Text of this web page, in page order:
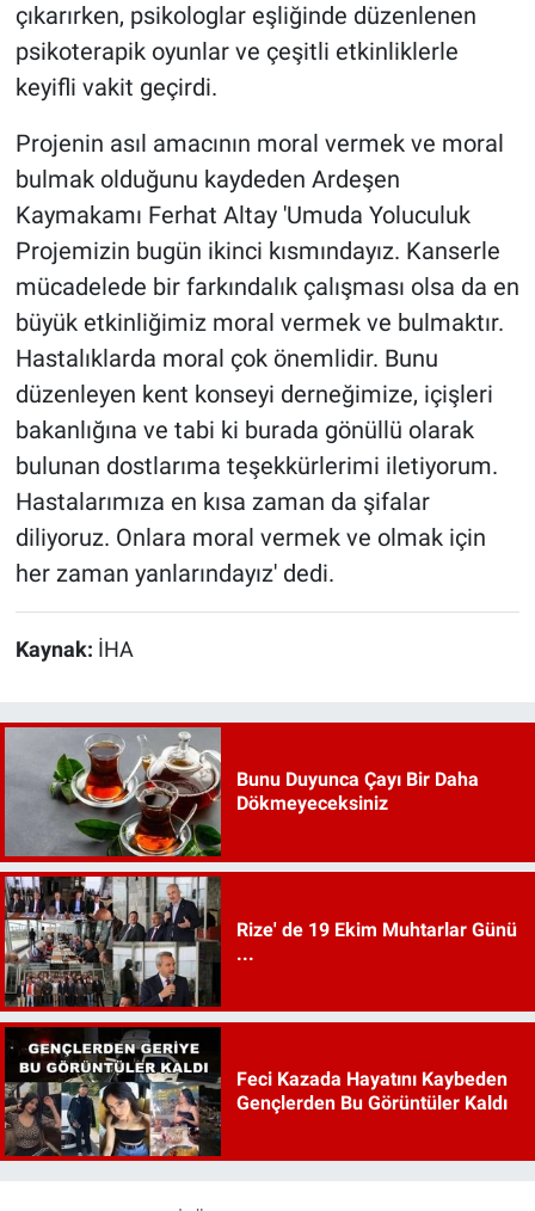
çıkarırken, psikologlar eşliğinde düzenlenen
psikoterapik oyunlar ve çeşitli etkinliklerle
keyifli vakit geçirdi.
Projenin asıl amacının moral vermek ve moral
bulmak olduğunu kaydeden Ardeşen
Kaymakamı Ferhat Altay 'Umuda Yoluculuk
Projemizin bugün ikinci kısmındayız. Kanserle
mücadelede bir farkındalık çalışması olsa da en
büyük etkinliğimiz moral vermek ve bulmaktır.
Hastalıklarda moral çok önemlidir. Bunu
düzenleyen kent konseyi derneğimize, içişleri
bakanlığına ve tabi ki burada gönüllü olarak
bulunan dostlarıma teşekkürlerimi iletiyorum.
Hastalarımıza en kısa zaman da şifalar
diliyoruz. Onlara moral vermek ve olmak için
her zaman yanlarındayız' dedi.
Kaynak: İHA
Bunu Duyunca Çayı Bir Daha
Dökmeyeceksiniz
Rize' de 19 Ekim Muhtarlar Günü
...
Feci Kazada Hayatını Kaybeden
Gençlerden Bu Görüntüler Kaldı